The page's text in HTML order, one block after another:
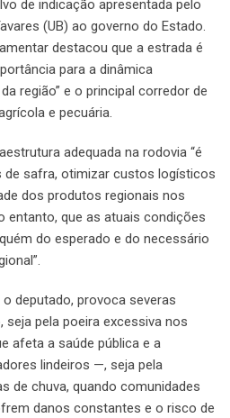
de indicação apresentada pelo
(UB) ao governo do Estado.
destacou que a estrada é
para a dinâmica
região” e o principal corredor de
e pecuária.
adequada na rodovia “é
de safra, otimizar custos logísticos
dos produtos regionais nos
entanto, que as atuais condições
do esperado e do necessário
deputado, provoca severas
pela poeira excessiva nos
afeta a saúde pública e a
lindeiros —, seja pela
de chuva, quando comunidades
danos constantes e o risco de